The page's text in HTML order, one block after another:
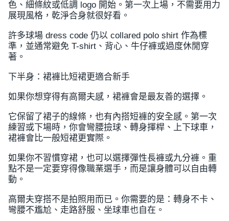
色、細條紋或低調 logo 開始。第一次上場，不需要用力
展現風格，乾淨合身就很好看。
許多球場 dress code 仍以 collared polo shirt 作為標
準，並通常避免 T-shirt、背心、牛仔褲或過度休閒穿
著。
下半身：裙褲比短裙更適合新手
如果你想穿得有高爾夫感，裙褲會是最友善的選擇。
它保留了裙子的線條，也有內搭短褲的安全感。第一次
練習或下場時，你會彎腰撿球、轉身揮桿、上下球車，
裙褲會比一般短裙更實際。
如果你不習慣穿裙，也可以選擇彈性長褲或九分褲。重
點不是一定要穿得像職業選手，而是讓身體可以自由轉
動。
高爾夫穿搭不是拍照用而已。你需要的是：轉身不卡、
彎腰不尷尬、走路舒服、坐球車也自在。